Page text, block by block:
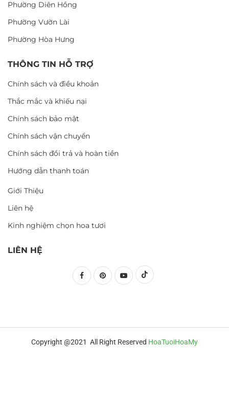
Phường Diên Hồng
Phường Vườn Lài
Phường Hòa Hưng
THÔNG TIN HỖ TRỢ
Chính sách và điều khoản
Thắc mắc và khiếu nại
Chính sách bảo mật
Chính sách vận chuyển
Chính sách đổi trả và hoàn tiền
Hướng dẫn thanh toán
Giới Thiệu
Liên hệ
Kinh nghiệm chọn hoa tươi
LIÊN HỆ
Copyright @2021 All Right Reserved HoaTuoiHoaMy